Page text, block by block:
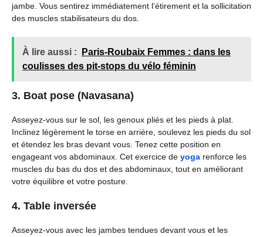
jambe. Vous sentirez immédiatement l’étirement et la sollicitation
des muscles stabilisateurs du dos.
À lire aussi :
Paris-Roubaix Femmes : dans les
coulisses des pit-stops du vélo féminin
3. Boat pose (Navasana)
Asseyez-vous sur le sol, les genoux pliés et les pieds à plat.
Inclinez légèrement le torse en arrière, soulevez les pieds du sol
et étendez les bras devant vous. Tenez cette position en
engageant vos abdominaux. Cet exercice de yoga renforce les
muscles du bas du dos et des abdominaux, tout en améliorant
votre équilibre et votre posture.
4. Table inversée
Asseyez-vous avec les jambes tendues devant vous et les